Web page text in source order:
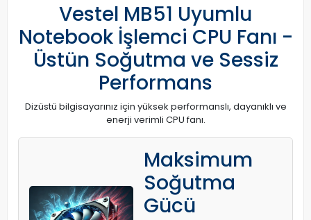
Vestel MB51 Uyumlu
Notebook İşlemci CPU Fanı -
Üstün Soğutma ve Sessiz
Performans
Dizüstü bilgisayarınız için yüksek performanslı, dayanıklı ve
enerji verimli CPU fanı.
Maksimum
Soğutma
Gücü